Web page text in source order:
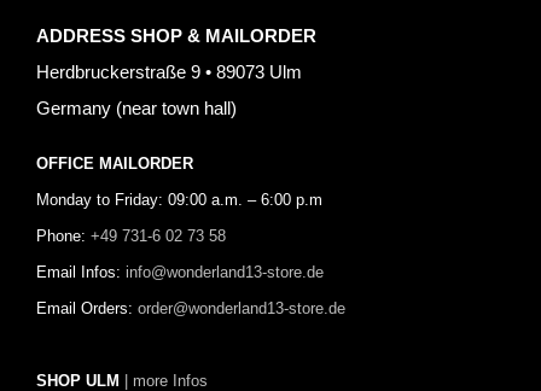
ADDRESS SHOP & MAILORDER
Herdbruckerstraße 9 • 89073 Ulm
Germany (near town hall)
OFFICE MAILORDER
Monday to Friday: 09:00 a.m. – 6:00 p.m
Phone: +49 731-6 02 73 58
Email Infos: info@wonderland13-store.de
Email Orders: order@wonderland13-store.de
SHOP ULM | more Infos